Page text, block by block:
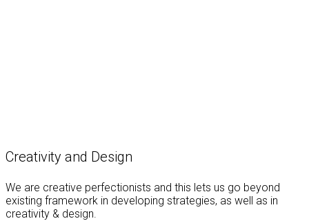
Creativity and Design
We are creative perfectionists and this lets us go beyond
existing framework in developing strategies, as well as in
creativity & design.